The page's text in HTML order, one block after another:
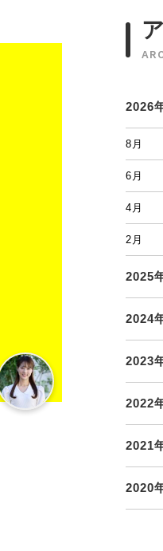
2026
8月
6月
4月
2月
2025
2024
2023
2022
2021
2020